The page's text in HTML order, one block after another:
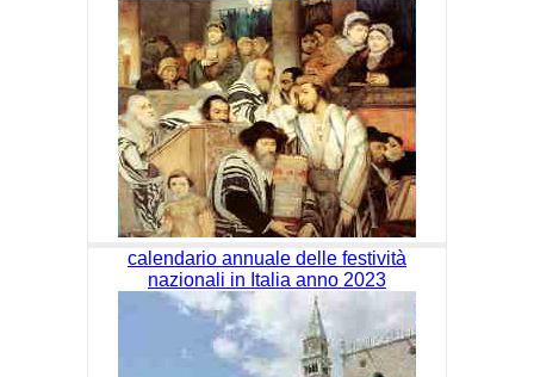
calendario annuale delle festività
nazionali in Italia anno 2023